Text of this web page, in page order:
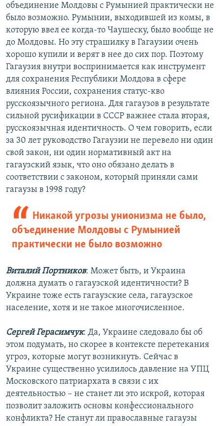
объединение Молдовы с Румынией практически не
было возможно. Румынии, выходившей из комы, в
которую ввел ее когда-то Чаушеску, было вообще не
до Молдовы. Но эту страшилку в Гагаузии очень
хорошо купили и верят в нее до сих пор. Поэтому
Гагаузия внутри воспринимается как инструмент
для сохранения Республики Молдова в сфере
влияния России, сохранения статус-кво
русскоязычного региона. Для гагаузов в результате
сильной русификации в СССР важнее стала вторая,
русскоязычная идентичность. О чем говорить, если
за 30 лет руководство Гагаузии не перевело ни один
свой закон, ни один нормативный акт на
гагаузский язык, что оно обязано делать в
соответствии с законом, который приняли сами
гагаузы в 1998 году?
Никакой угрозы унионизма не было,
объединение Молдовы с Румынией
практически не было возможно
Виталий Портников: Может быть, и Украина
должна думать о гагаузской идентичности? В
Украине тоже есть гагаузские села, гагаузское
население, хотя и не такое многочисленное.
Сергей Герасимчук: Да, Украине следовало бы об
этом подумать, но скорее в контексте перетекания
угроз, которые могут возникнуть. Сейчас в
Украине существенно усилилось давление на УПЦ
Московского патриархата в связи с их
деятельностью – не станет ли это искрой, которая
позволит заложить основы конфессионального
конфликта? Не станут ли православные гагаузы